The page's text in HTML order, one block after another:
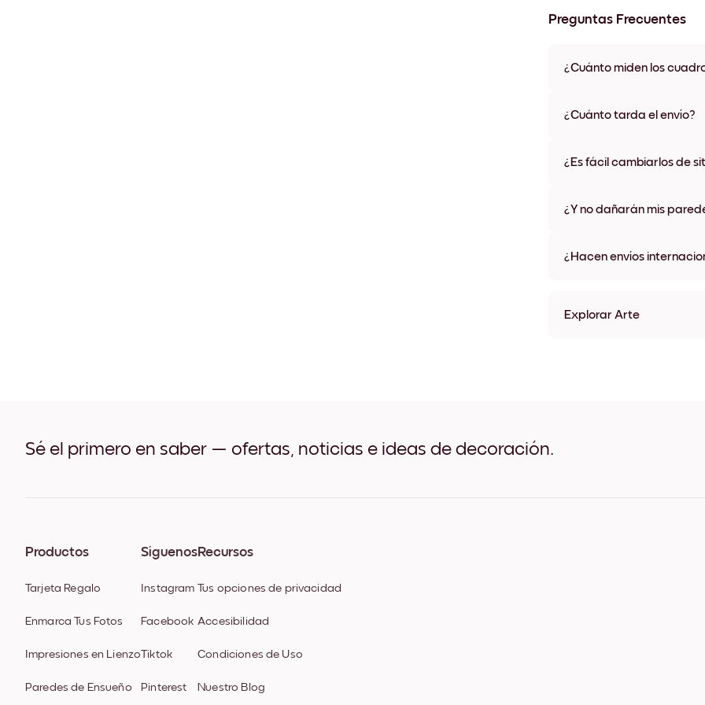
Preguntas Frecuentes
¿Cuánto miden los
materiales y colores de
¿Cuánto tarda el envío?
algunos países. Te
¿Es fácil cambiarlos de
¿Y no dañarán mis
¿Hacen envíos
Explorar Arte
Sé el primero en saber — ofertas, noticias e ideas de decoración.
Productos
Tarjeta Regalo
Enmarca Tus Fotos
Impresiones en Lienzo
Paredes de Ensueño
Síguenos
Instagram
Facebook
Tiktok
Pinterest
Recursos
Tus opciones de privacidad
Accesibilidad
Condiciones de Uso
Nuestro Blog